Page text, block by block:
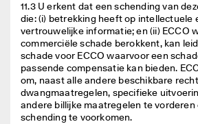
11.3 U erkent dat een schending van
die: (i) betrekking heeft op intellectuele
vertrouwelijke informatie; en (ii) ECCO
commerciële schade berokkent, kan
schade voor ECCO waarvoor een
passende compensatie kan bieden.
om, naast alle andere beschikbare
dwangmaatregelen, specifieke
andere billijke maatregelen te vorderen
schending te voorkomen.